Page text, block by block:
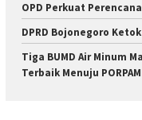
OPD Perkuat
DPRD Bojonegoro Ketok
Tiga BUMD Air Minum
Terbaik Menuju